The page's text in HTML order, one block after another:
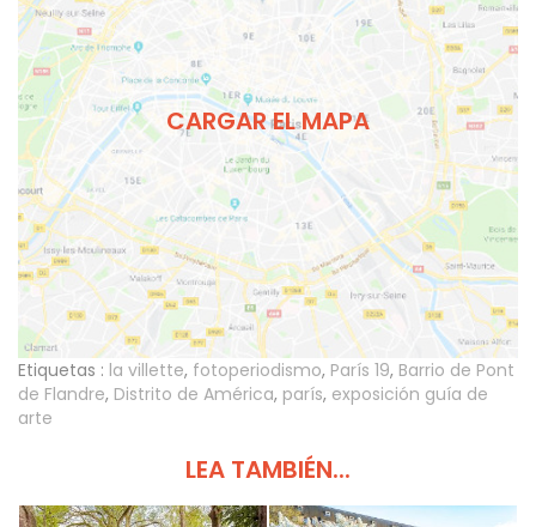
CARGAR EL MAPA
Etiquetas : la villette, fotoperiodismo, París 19, Barrio de Pont
de Flandre, Distrito de América, parís, exposición guía de
arte
LEA TAMBIÉN...